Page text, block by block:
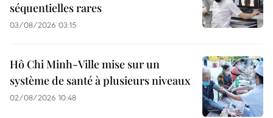
séquentielles rares
03/08/2026 03:15
Hô Chi Minh-Ville mise sur un
système de santé à plusieurs niveaux
02/08/2026 10:48